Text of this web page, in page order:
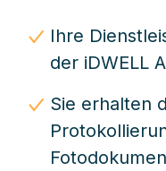
Ihre
der iDWELL
Sie erhalten